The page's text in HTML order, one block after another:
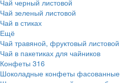
Чай черный листовой
Чай зеленый листовой
Чай в стиках
Ещё
Чай травяной, фруктовый листовой
Чай в пакетиках для чайников
Конфеты 316
Шоколадные конфеты фасованные